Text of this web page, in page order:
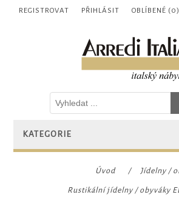
REGISTROVAT PŘIHLÁSIT OBLÍBENÉ (0)
KATEGORIE
Úvod / Jídelny /
Rustikální jídelny / obyváky